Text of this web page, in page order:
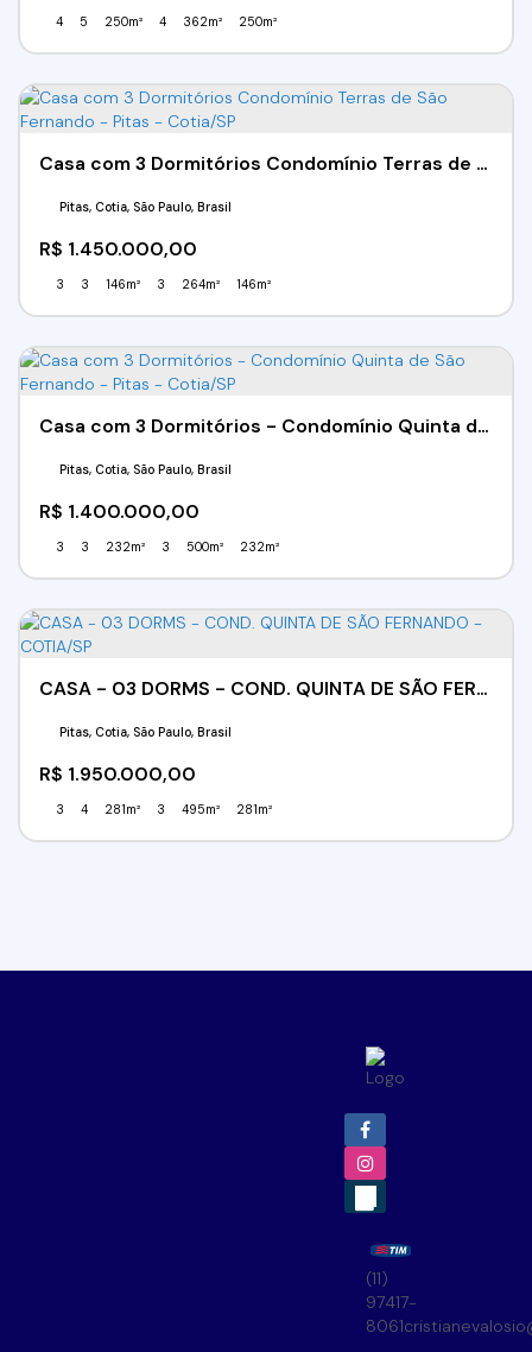
4 5 250m² 4 362m² 250m²
Casa com 3 Dormitórios Condomínio Terras de São Fernando - Pitas - Cotia/SP
R$ 1.450.000,00
Pitas, Cotia, São Paulo, Brasil
3 3 146m² 3 264m² 146m²
Casa com 3 Dormitórios - Condomínio Quinta de São Fernando - Pitas - Cotia/SP
R$ 1.400.000,00
Pitas, Cotia, São Paulo, Brasil
3 3 232m² 3 500m² 232m²
CASA - 03 DORMS - COND. QUINTA DE SÃO FERNANDO - COTIA/SP
R$ 1.950.000,00
Pitas, Cotia, São Paulo, Brasil
3 4 281m² 3 495m² 281m²
(11)
97417-
8061